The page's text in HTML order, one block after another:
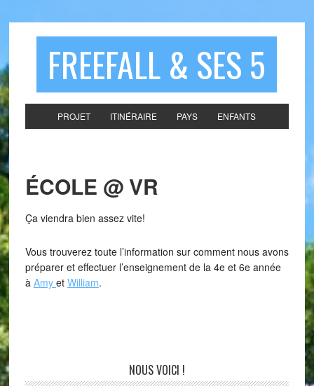
FREEFALL & SES 5
PROJET ITINÉRAIRE PAYS ENFANTS
ÉCOLE @ VR
Ça viendra bien assez vite!
Vous trouverez toute l’information sur comment nous avons
préparer et effectuer l’enseignement de la 4e et 6e année
à Amy et William.
NOUS VOICI !